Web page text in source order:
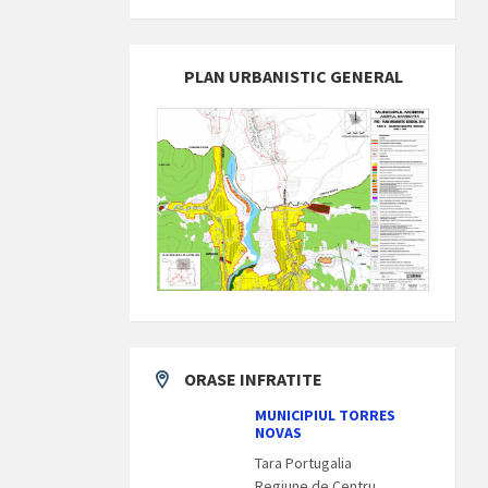
PLAN URBANISTIC GENERAL
ORASE INFRATITE
MUNICIPIUL TORRES
NOVAS
Tara Portugalia